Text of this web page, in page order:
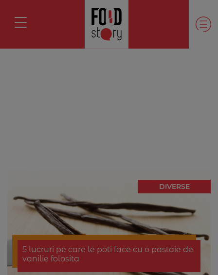
DIVERSE
5 lucruri pe care le poti face cu o pastaie de
vanilie folosita